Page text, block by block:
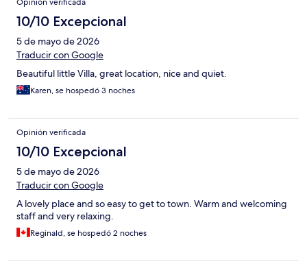
Opinión verificada
10/10 Excepcional
5 de mayo de 2026
Traducir con Google
Beautiful little Villa, great location, nice and quiet.
Karen, se hospedó 3 noches
Opinión verificada
10/10 Excepcional
5 de mayo de 2026
Traducir con Google
A lovely place and so easy to get to town. Warm and welcoming
staff and very relaxing.
Reginald, se hospedó 2 noches